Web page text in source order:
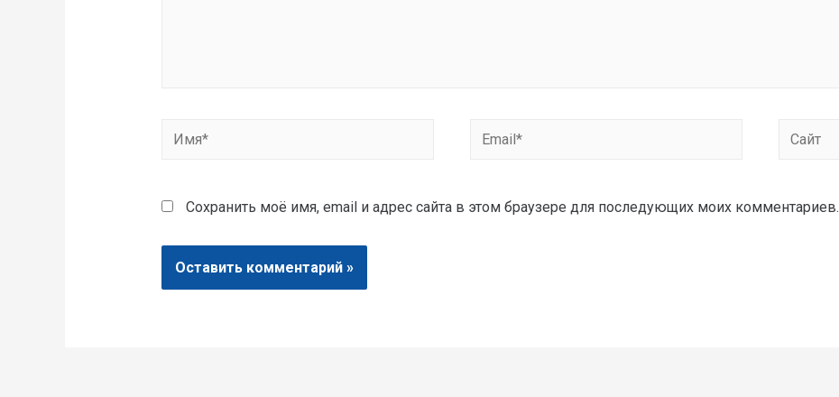
Сохранить моё имя, email и адрес сайта в этом браузере для последующих моих комментариев.